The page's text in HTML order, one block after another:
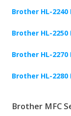
Brother HL-2240
Brother HL-2250
Brother HL-2270
Brother HL-2280
Brother MFC